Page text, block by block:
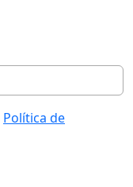
Política de